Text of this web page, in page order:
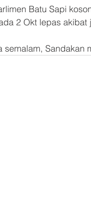
Batu Sapi
2 Okt lepas akibat
semalam, Sandakan